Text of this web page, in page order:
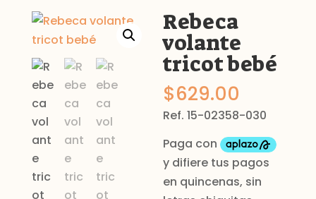
Rebeca
volante
tricot bebé
$629.00
Ref. 15-02358-030